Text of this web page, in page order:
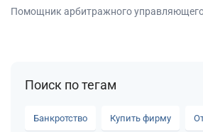
Помощник арбитражного
Поиск по тегам
Банкротство Купить фирму